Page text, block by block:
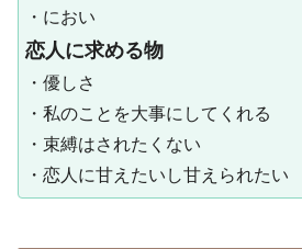
・におい
恋人に求める物
・優しさ
・私のことを大事にしてくれる
・束縛はされたくない
・恋人に甘えたいし甘えられたい